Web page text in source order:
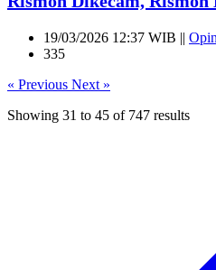
19/03/2026 12:37 WIB ||
335
« Previous Next »
Showing 31 to 45 of 747 results